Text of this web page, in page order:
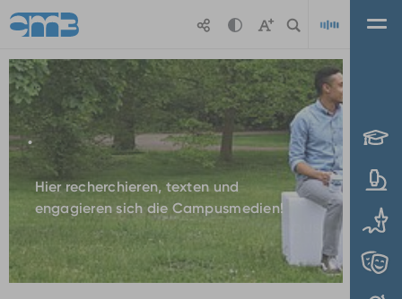
Zum Hauptinhalt springen
.
Hier recherchieren, texten und
engagieren sich die Campusmedien!